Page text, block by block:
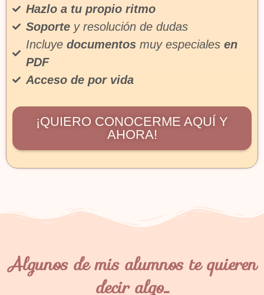
Hazlo a tu propio ritmo
Soportey resolución de dudas
Incluye documentos muy especialesen
PDF
Acceso de por vida
¡QUIERO CONOCERME AQUÍ Y
AHORA!
Algunos de mis alumnos te quieren
decir algo...